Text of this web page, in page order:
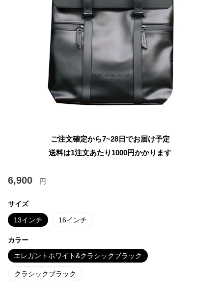
ご注文確定から7~28日でお届け予定
送料は1注文あたり 1000円かかります
6,900 円
サイズ
13インチ 16インチ
カラー
エレガントホワイト&クラシックブラック
クラシックブラック